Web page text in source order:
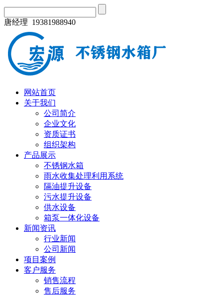
唐经理 19381988940
网站首页
关于我们
公司简介
企业文化
资质证书
组织架构
产品展示
不锈钢水箱
雨水收集处理利用系统
隔油提升设备
污水提升设备
供水设备
箱泵一体化设备
新闻资讯
行业新闻
公司新闻
项目案例
客户服务
销售流程
售后服务